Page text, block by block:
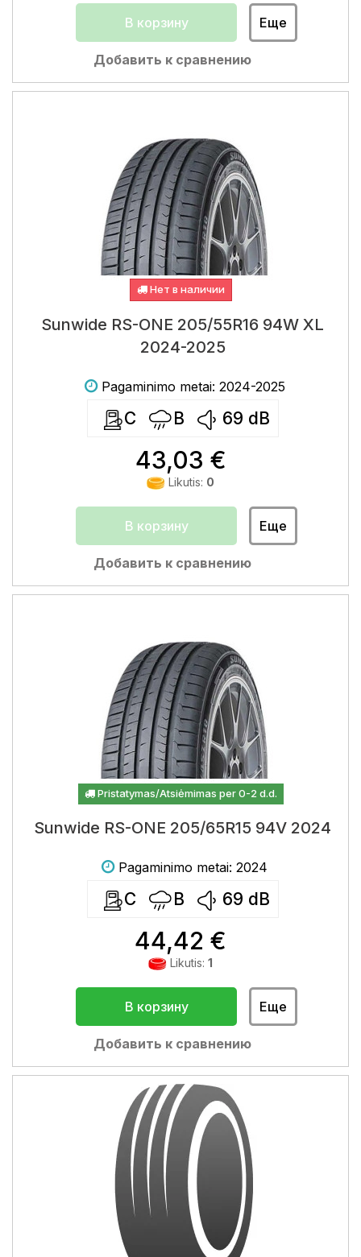
В корзину Еще
Добавить к сравнению
Нет в наличии
Sunwide RS-ONE 205/55R16 94W XL
2024-2025
Pagaminimo metai: 2024-2025
C B 69 dB
43,03 €
Likutis: 0
В корзину Еще
Добавить к сравнению
Pristatymas/Atsiėmimas per 0-2 d.d.
Sunwide RS-ONE 205/65R15 94V 2024
Pagaminimo metai: 2024
C B 69 dB
44,42 €
Likutis: 1
В корзину Еще
Добавить к сравнению